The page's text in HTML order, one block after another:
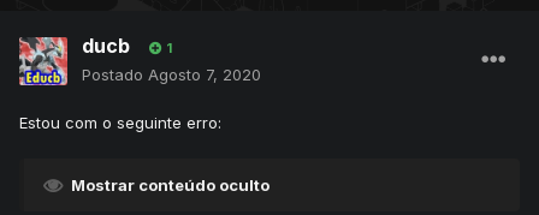
ducb 1
Postado Agosto 7, 2020
Estou com o seguinte erro:
Mostrar conteúdo oculto